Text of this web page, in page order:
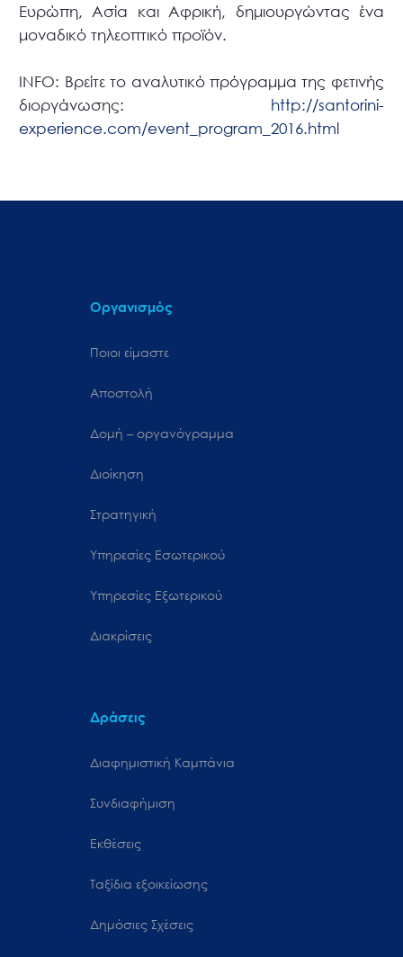
Ευρώπη, Ασία και Αφρική, δημιουργώντας ένα
μοναδικό τηλεοπτικό προϊόν.
INFO: Βρείτε το αναλυτικό πρόγραμμα της φετινής
διοργάνωσης: http://santorini-
experience.com/event_program_2016.html
Οργανισμός
Ποιοι είμαστε
Αποστολή
Δομή – οργανόγραμμα
Διοίκηση
Στρατηγική
Υπηρεσίες Εσωτερικού
Υπηρεσίες Εξωτερικού
Διακρίσεις
Δράσεις
Διαφημιστική Καμπάνια
Συνδιαφήμιση
Εκθέσεις
Ταξίδια εξοικείωσης
Δημόσιες Σχέσεις